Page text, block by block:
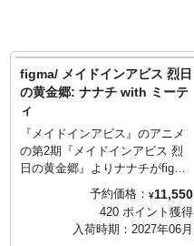
figma/ メイドインアビス 烈日
の黄金郷: ナナチ with ミーテ
ィ
『メイドインアビス』のアニメ
の第2期『メイドインアビス 烈
日の黄金郷』よりナナチがfigma
になって登場！表情パーツには
「笑顔」「照れ顔」「感動顔」
をセレクト、お好みで差し替え
が可能です。オプションパーツ
予約価格： ¥11,550
420 ポイント獲得
入荷時期： 2027年06月